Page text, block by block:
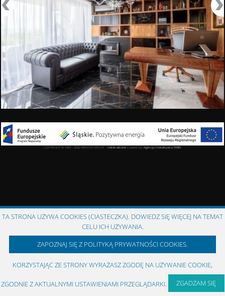
COPYRIGHT © 1993 - 2026 MARION GROUP ::meble włoskieCreated by:Agencja Interaktywna RMBi
TA STRONA UŻYWA COOKIES (CIASTECZKA). DOWIEDZ SIĘ WIĘCEJ NA TEMAT
CELU ICH UŻYWANIA.
ZAPOZNAJ SIĘ Z POLITYKĄ PRYWATNOŚCI COOKIES.
KORZYSTAJĄC ZE STRONY WYRAŻASZ ZGODĘ NA UŻYWANIE COOKIE,
ZGODNIE Z AKTUALNYMI USTAWIENIAMI PRZEGLĄDARKI. ZGADZAM SIĘ